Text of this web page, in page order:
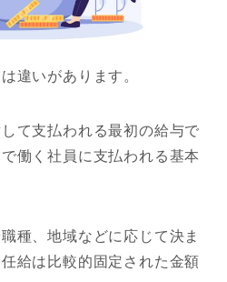
違いがあります。
て支払われる最初の給与で
働く社員に支払われる基本
種、地域などに応じて決ま
給は比較的固定された金額